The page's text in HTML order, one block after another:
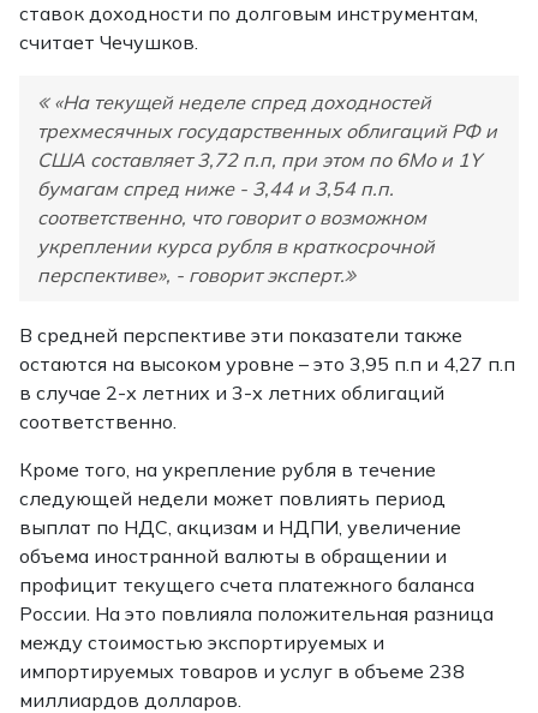
ставок доходности по долговым инструментам,
считает Чечушков.
«На текущей неделе спред доходностей
трехмесячных государственных облигаций РФ и
США составляет 3,72 п.п, при этом по 6Mo и 1Y
бумагам спред ниже - 3,44 и 3,54 п.п.
соответственно, что говорит о возможном
укреплении курса рубля в краткосрочной
перспективе», - говорит эксперт.
В средней перспективе эти показатели также
остаются на высоком уровне – это 3,95 п.п и 4,27 п.п
в случае 2-х летних и 3-х летних облигаций
соответственно.
Кроме того, на укрепление рубля в течение
следующей недели может повлиять период
выплат по НДС, акцизам и НДПИ, увеличение
объема иностранной валюты в обращении и
профицит текущего счета платежного баланса
России. На это повлияла положительная разница
между стоимостью экспортируемых и
импортируемых товаров и услуг в объеме 238
миллиардов долларов.